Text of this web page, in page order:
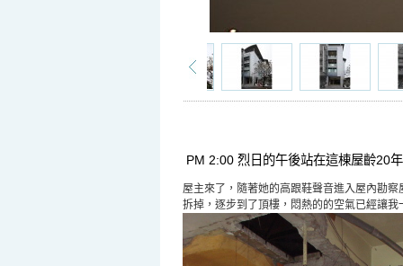
PM 2:00 烈日的午後站在這棟屋齡20
屋主來了，隨著她的高跟鞋聲音進入屋內勘
拆掉，逐步到了頂樓，悶熱的的空氣已經讓